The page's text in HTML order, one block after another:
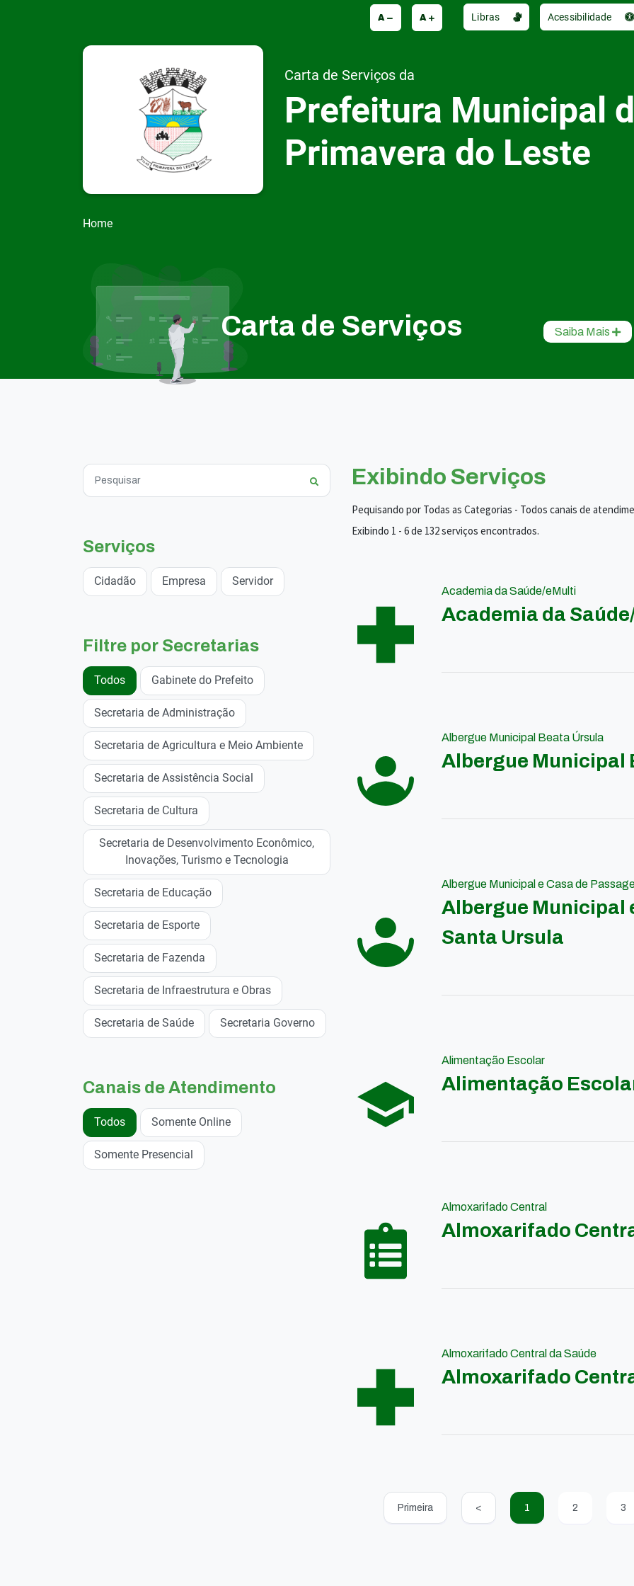
A A Libras Acessibilidade
Carta de Serviços da
Prefeitura Municipal
Primavera do Leste
Home
Carta de Serviços Saiba Mais
Serviços
Cidadão Empresa Servidor
Filtre por Secretarias
Todos Gabinete do Prefeito
Secretaria de Administração
Secretaria de Agricultura e Meio Ambiente
Secretaria de Assistência Social
Secretaria de Cultura
Secretaria de Desenvolvimento Econômico,
Inovações, Turismo e Tecnologia
Secretaria de Educação
Secretaria de Esporte
Secretaria de Fazenda
Secretaria de Infraestrutura e Obras
Secretaria de Saúde Secretaria Governo
Canais de Atendimento
Todos Somente Online
Somente Presencial
Exibindo Serviços
Pequisando por Todas as Categorias - Todos canais de
Exibindo 1 - 6 de 132 serviços encontrados.
Academia da Saúde/eMulti
Academia da
Albergue Municipal Beata Úrsula
Albergue Municipal
Albergue Municipal e Casa de
Albergue Municipal
Santa Ursula
Alimentação Escolar
Alimentação
Almoxarifado Central
Almoxarifado
Almoxarifado Central da Saúde
Almoxarifado
Primeira < 1 2 3